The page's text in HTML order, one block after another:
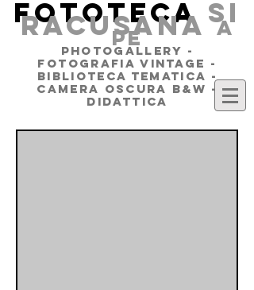
FOTOTECA SI
RACUSANAa
pe
PHOTOGALLERY -
FOTOGRAFIA VINTAGE -
BIBLIOTECA TEMATICA -
CAMERA OSCURA B&W -
DIDATTICA